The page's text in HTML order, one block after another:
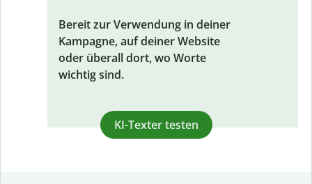
Bereit zur Verwendung in deiner
Kampagne, auf deiner Website
oder überall dort, wo Worte
wichtig sind.
KI-Texter testen